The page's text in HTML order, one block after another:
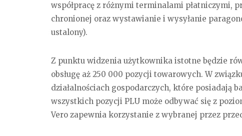
współpracę z różnymi terminalami płatniczymi,
chronionej oraz wystawianie i wysyłanie
ustalony).
Z punktu widzenia użytkownika istotne będzie
obsługę aż 250 000 pozycji towarowych. W
działalnościach gospodarczych, które posiadają
wszystkich pozycji PLU może odbywać się z
Vero zapewnia korzystanie z wybranej przez